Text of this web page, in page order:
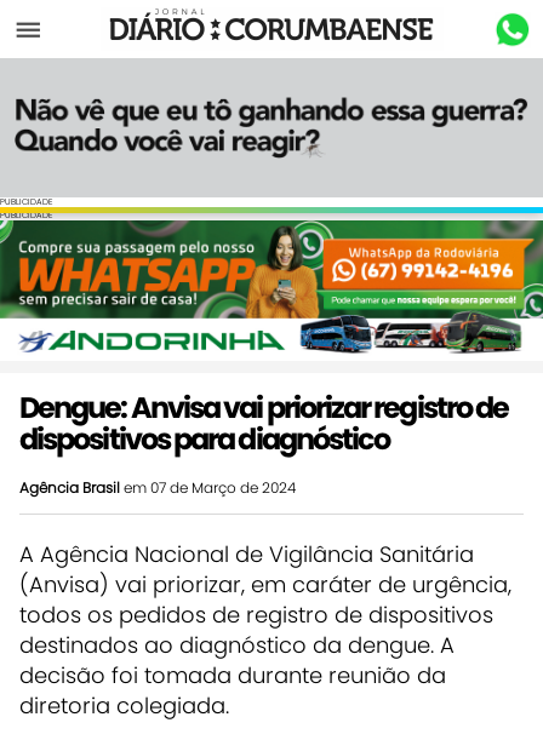
Menu
PUBLICIDADE
PUBLICIDADE
Dengue: Anvisa vai priorizar registro de
dispositivos para diagnóstico
Agência Brasilem 07 de Março de 2024
A Agência Nacional de Vigilância Sanitária
(Anvisa) vai priorizar, em caráter de urgência,
todos os pedidos de registro de dispositivos
destinados ao diagnóstico da dengue. A
decisão foi tomada durante reunião da
diretoria colegiada.